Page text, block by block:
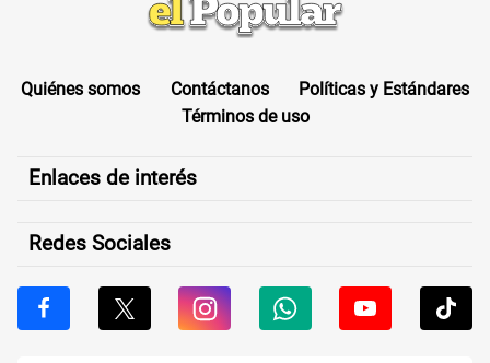
Quiénes somos Contáctanos
Políticas y Estándares
Términos de uso
Enlaces de interés
Redes Sociales